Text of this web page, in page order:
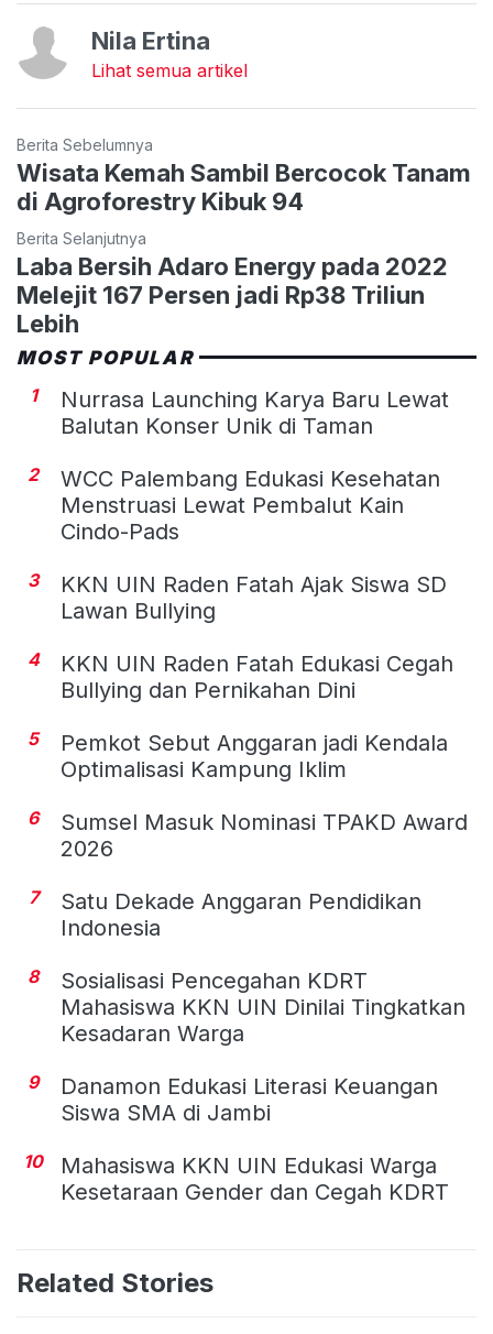
Nila Ertina
Lihat semua artikel
Berita Sebelumnya
Wisata Kemah Sambil Bercocok Tanam
di Agroforestry Kibuk 94
Berita Selanjutnya
Laba Bersih Adaro Energy pada 2022
Melejit 167 Persen jadi Rp38 Triliun
Lebih
MOST POPULAR
1
Nurrasa Launching Karya Baru Lewat
Balutan Konser Unik di Taman
2
WCC Palembang Edukasi Kesehatan
Menstruasi Lewat Pembalut Kain
Cindo-Pads
3
KKN UIN Raden Fatah Ajak Siswa SD
Lawan Bullying
4
KKN UIN Raden Fatah Edukasi Cegah
Bullying dan Pernikahan Dini
5
Pemkot Sebut Anggaran jadi Kendala
Optimalisasi Kampung Iklim
6
Sumsel Masuk Nominasi TPAKD Award
2026
7
Satu Dekade Anggaran Pendidikan
Indonesia
8
Sosialisasi Pencegahan KDRT
Mahasiswa KKN UIN Dinilai Tingkatkan
Kesadaran Warga
9
Danamon Edukasi Literasi Keuangan
Siswa SMA di Jambi
10
Mahasiswa KKN UIN Edukasi Warga
Kesetaraan Gender dan Cegah KDRT
Related Stories